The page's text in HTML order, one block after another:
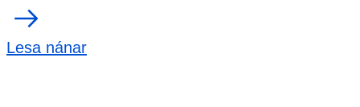
Lesa nánar